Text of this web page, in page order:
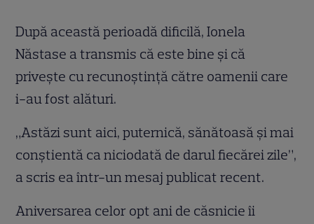
După această perioadă dificilă, Ionela
Năstase a transmis că este bine și că
privește cu recunoștință către oamenii care
i-au fost alături.
„Astăzi sunt aici, puternică, sănătoasă și mai
conștientă ca niciodată de darul fiecărei zile”,
a scris ea într-un mesaj publicat recent.
Aniversarea celor opt ani de căsnicie îi